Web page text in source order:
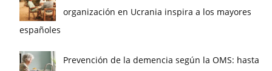
organización en Ucrania inspira a los mayores
españoles
Prevención de la demencia según la OMS: hasta